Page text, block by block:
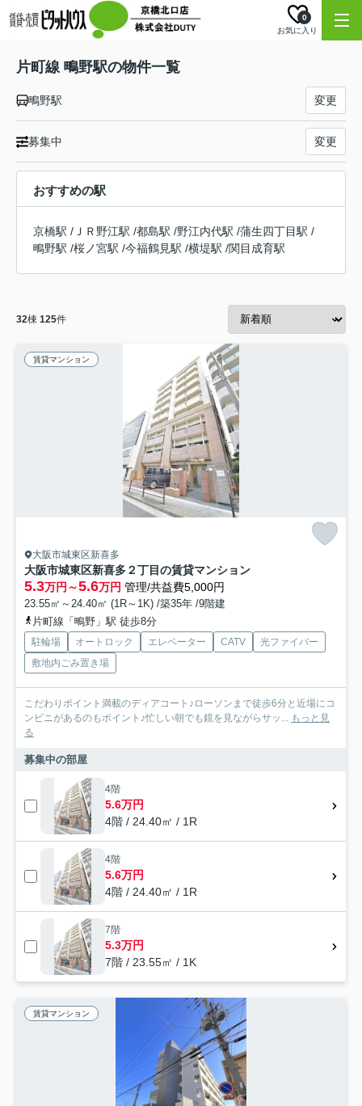
お気に入り
0
片町線 鴫野駅の物件一覧
鴫野駅 変更
募集中 変更
おすすめの駅
京橋駅 / ＪＲ野江駅 /都島駅 /野江内代駅 /蒲生四丁目駅 /
鴫野駅 /桜ノ宮駅 /今福鶴見駅 /横堤駅 /関目成育駅
32棟 125件
賃貸マンション
大阪市城東区新喜多
大阪市城東区新喜多２丁目の賃貸マンション
5.3万円～5.6万円 管理/共益費5,000円
23.55㎡～24.40㎡ (1R～1K) /築35年 /9階建
片町線「鴫野」駅 徒歩8分
駐輪場 オートロック エレベーター CATV
光ファイバー
敷地内ごみ置き場
こだわりポイント満載のディアコート♪ローソンまで徒歩6分と近場にコ
ンビニがあるのもポイント♪忙しい朝でも鏡を見ながらサッ... もっと見
る
募集中の部屋
4階
5.6万円
4階 / 24.40㎡ / 1R
4階
5.6万円
4階 / 24.40㎡ / 1R
7階
5.3万円
7階 / 23.55㎡ / 1K
賃貸マンション